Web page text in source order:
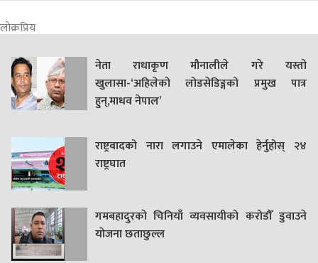
लोक्रप्रिय
नेता राधाकृण मौनालीले गरे यस्तो
खुलासा-‘अहिलेको लोडसेडिङ्गको प्रमुख पात्र
हुन्,माधव नेपाल’
राष्ट्रवादको नारा लगाउने एमालेका हेर्नुहोस् २४
राष्ट्रघात
गमबहादुरकाे चिनियाँ व्यवसायीको करोडौँ डुवाउने
याेजना छताछुल्ल